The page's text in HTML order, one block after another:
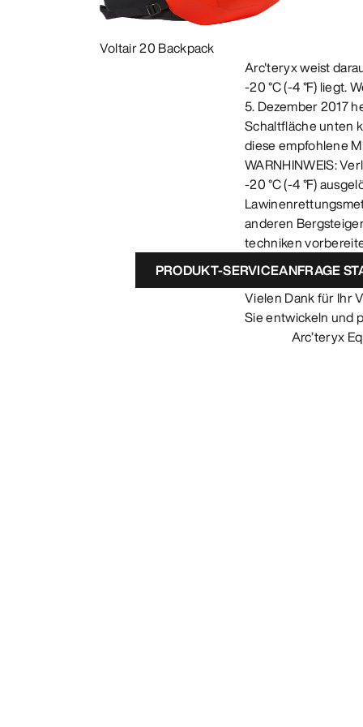
Voltair 20 Backpack
Arc'teryx weist
-20 °C (-4 °F) liegt.
5. Dezember 2017
Schaltfläche unten
diese empfohlene
WARNHINWEIS:
-20 °C (-4 °F)
anderen
techniken
PRODUKT-SERVICEANFRAGE
Vielen Dank für Ihr
Sie entwickeln und
Arc’teryx